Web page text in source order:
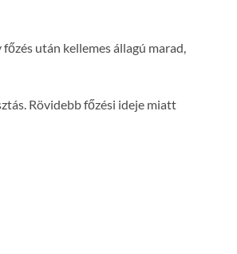
után kellemes állagú marad,
Rövidebb főzési ideje miatt